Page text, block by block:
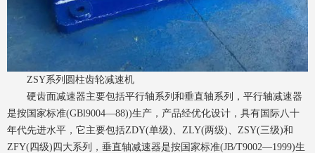
ZSY系列圆柱齿轮减速机
硬齿面减速器主要包括平行轴系列和垂直轴系列，平行轴减速器
是按国家标准(GBl9004—88))生产，产品经优化设计，具有国际八十
年代先进水平，它主要包括ZDY(单级)、ZLY(两级)、ZSY(三级)和
ZFY(四级)四大系列，垂直轴减速器是按国家标准(JB/T9002—1999)生